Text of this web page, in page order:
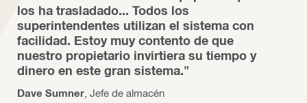
los ha trasladado... Todos los
superintendentes utilizan el sistema con
facilidad. Estoy muy contento de que
nuestro propietario invirtiera su tiempo y
dinero en este gran sistema."
Dave Sumner , Jefe de almacén